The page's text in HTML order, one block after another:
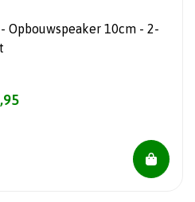
Opbouwspeaker 10cm - 2-